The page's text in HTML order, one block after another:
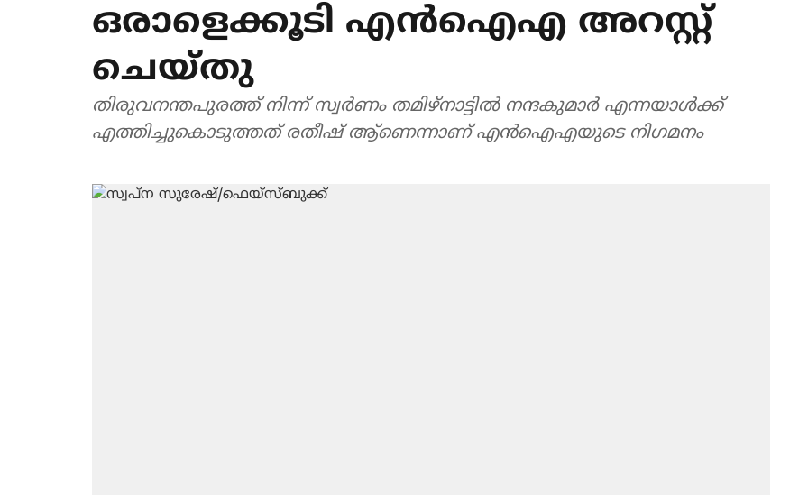
ഒരാളെക്കൂടി എന്‍ഐഎ അറസ്റ്റ്
ചെയ്തു
തിരുവനന്തപുരത്ത് നിന്ന് സ്വര്‍ണം തമിഴ്‌നാട്ടില്‍ നന്ദകുമാര്‍ എന്നയാള്‍ക്ക്
എത്തിച്ചുകൊടുത്തത് രതീഷ് ആ്‌ണെന്നാണ് എന്‍ഐഎയുടെ നിഗമനം